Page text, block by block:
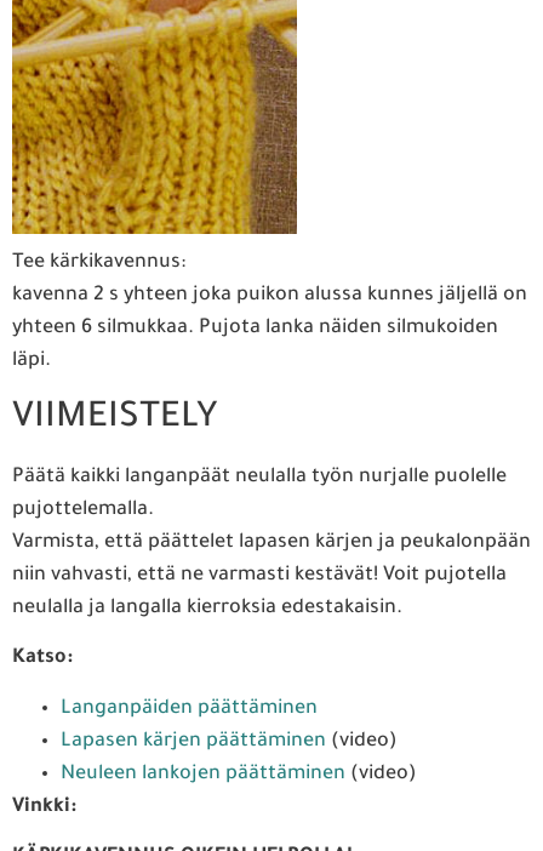
Tee kärkikavennus:
kavenna 2 s yhteen joka puikon alussa kunnes jäljellä on
yhteen 6 silmukkaa. Pujota lanka näiden silmukoiden
läpi.
VIIMEISTELY
Päätä kaikki langanpäät neulalla työn nurjalle puolelle
pujottelemalla.
Varmista, että päättelet lapasen kärjen ja peukalonpään
niin vahvasti, että ne varmasti kestävät! Voit pujotella
neulalla ja langalla kierroksia edestakaisin.
Katso:
Langanpäiden päättäminen
Lapasen kärjen päättäminen (video)
Neuleen lankojen päättäminen (video)
Vinkki: